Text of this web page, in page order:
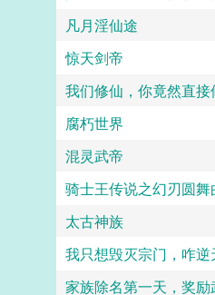
凡月淫仙途
惊天剑帝
我们修仙，你竟然直接
腐朽世界
混灵武帝
骑士王传说之幻刃圆舞
太古神族
我只想毁灭宗门，咋逆
家族除名第一天，奖励